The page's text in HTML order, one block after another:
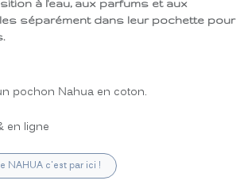
à l'eau, aux parfums et aux
séparément dans leur pochette pour
pochon Nahua en coton.
en ligne
NAHUA c'est par ici !